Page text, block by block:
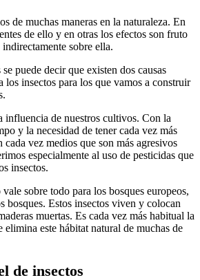
de muchas maneras en la naturaleza. En
de ello y en otras los efectos son fruto
sobre ella.
puede decir que existen dos causas
los insectos para los que vamos a construir
influencia de nuestros cultivos. Con la
y la necesidad de tener cada vez más
vez medios que son más agresivos
especialmente al uso de pesticidas que
insectos.
sobre todo para los bosques europeos,
bosques. Estos insectos viven y colocan
muertas. Es cada vez más habitual la
elimina este hábitat natural de muchas de
de insectos